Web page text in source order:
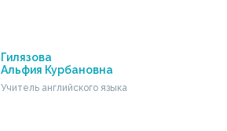
Гилязова
Альфия Курбановна
Учитель английского языка